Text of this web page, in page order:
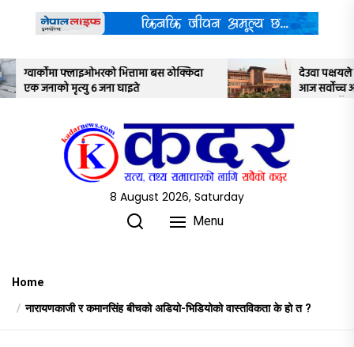
content
बस ठोक्किदा
देउवा पक्षयले दिएकोे पुनरावलोकन निवेदनमाथि
आज सर्वोच्च अदालतका तीन न्यायाधीशले
8 August 2026, Saturday
Menu
Home
नारायणकाजी र कमानसिंह बीचको अडियो-भिडियोको वास्तविकता के हो त ?